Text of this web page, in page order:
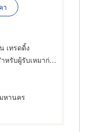
า
เทรดดิ้ง
กรณ์และเครื่องใช้ตัดและตกแต่งกระจก
หานคร